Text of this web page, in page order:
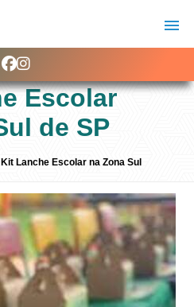
Escolar
de SP
Kit Lanche Escolar na Zona Sul